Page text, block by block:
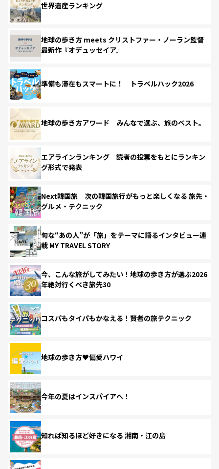
世界遺産ランキング
地球の歩き方 meets クリストファー・ノーラン監督
最新作『オデュッセイア』
準備も滞在もスマートに！ トラベルハック2026
地球の歩き方アワード みんなで選ぶ、旅のベスト。
エアラインランキング 読者の投票をもとにランキン
グ形式で発表
Next韓国旅 次の韓国旅行がもっと楽しくなる 旅先・
グルメ・テクニック
旬な“あの人”が「旅」をテーマに語るインタビュー連
載 MY TRAVEL STORY
今、こんな旅がしてみたい！地球の歩き方が選ぶ2026
年絶対行くべき旅先30
コスパもタイパもかなえる！賢者の旅テクニック
地球の歩き方♥偏愛ハワイ
今年の夏はインスパイアへ！
知れば知るほど好きになる 湘南・江の島